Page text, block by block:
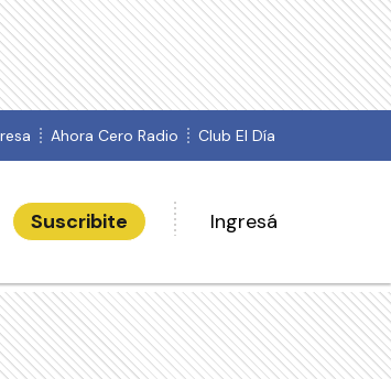
Ahora Cero Radio Club El Día
Suscribite Ingresá